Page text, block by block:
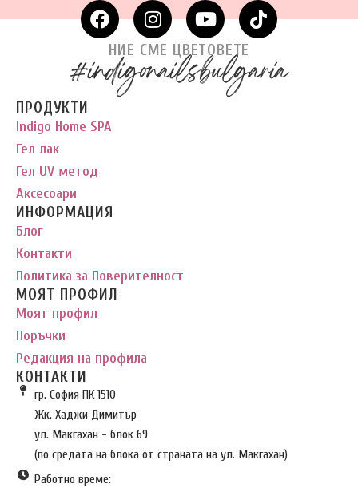
НИЕ СМЕ ЦВЕТОВЕТЕ
#indigonailsbulgaria
ПРОДУКТИ
Indigo Home SPA
Гел лак
Гел UV метод
Аксесоари
ИНФОРМАЦИЯ
Блог
Контакти
Политика за Поверителност
МОЯТ ПРОФИЛ
Моят профил
Поръчки
Редакция на профила
КОНТАКТИ
гр. София ПК 1510
Жк. Хаджи Димитър
ул. Макгахан - блок 69
(по средата на блока от страната на ул. Макгахан)
Работно време: